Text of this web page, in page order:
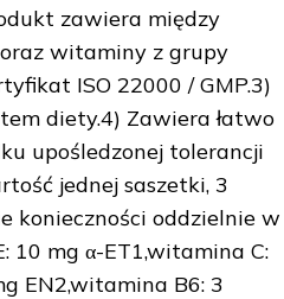
zawiera między
witaminy z grupy
ISO 22000 / GMP.3)
diety.4) Zawiera łatwo
upośledzonej tolerancji
jednej saszetki, 3
konieczności oddzielnie w
10 mg α-ET1,witamina C:
EN2,witamina B6: 3